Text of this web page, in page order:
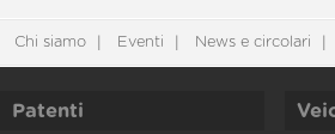
Chi siamo Eventi News e circolari
Patenti